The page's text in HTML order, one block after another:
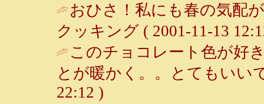
おひさ！私にも春の気配
クッキング ( 2001-11-13
このチョコレート色が好
とが暖かく。。とてもい
22:12 )